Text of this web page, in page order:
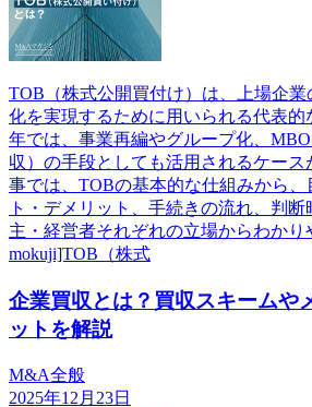
TOB（株式公開買付け）は、上場企
化を実現するために用いられる代表
年では、事業再編やグループ化、
収）の手段としても活用されるケー
事では、TOBの基本的な仕組みから、
ト・デメリット、手続きの流れ、判
主・経営者それぞれの立場からわかり
mokuji]TOB（株式
企業買収とは？買収スキームや
ットを解説
M&A全般
2025年12月23日